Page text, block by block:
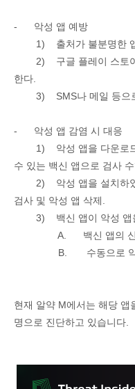
- 악성 앱 예방
1)
출처가 불분명한
2)
구글 플레이 스토
한다
3)
SMS나 메일 등으
-
악성 앱 감염 시 대응
1)
악성 앱을 다운로
수 있는 백신 앱으로 검사 수
2)
악성 앱을 설치하
검사 및 악성 앱 삭제
3)
백신 앱이 악성
A.
백신 앱의
B.
수동으로
현재 알약 M에서는 해당 앱
명으로 진단하고 있습니다.